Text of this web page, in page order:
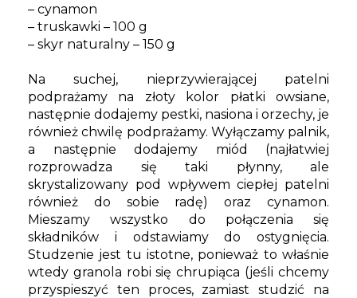
– cynamon
– truskawki – 100 g
– skyr naturalny – 150 g
Na suchej, nieprzywierającej patelni
podprażamy na złoty kolor płatki owsiane,
następnie dodajemy pestki, nasiona i orzechy, je
również chwilę podprażamy. Wyłączamy palnik,
a następnie dodajemy miód (najłatwiej
rozprowadza się taki płynny, ale
skrystalizowany pod wpływem ciepłej patelni
również do sobie radę) oraz cynamon.
Mieszamy wszystko do połączenia się
składników i odstawiamy do ostygnięcia.
Studzenie jest tu istotne, ponieważ to właśnie
wtedy granola robi się chrupiąca (jeśli chcemy
przyspieszyć ten proces, zamiast studzić na